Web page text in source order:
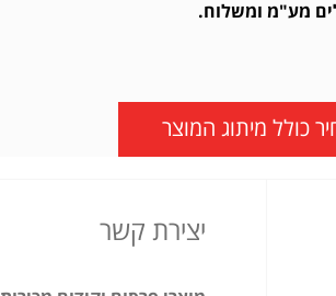
מע"מ ומשלוח.
כולל מיתוג המוצר
יצירת קשר